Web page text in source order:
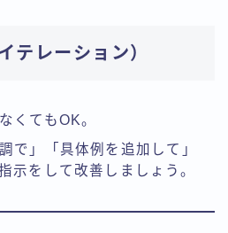
テレーション）
くてもOK。
で」「具体例を追加して」
示をして改善しましょう。